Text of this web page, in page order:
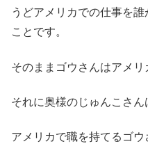
うどアメリカでの仕事を
ことです。
そのままゴウさんはアメリ
それに奥様のじゅんこさん
アメリカで職を持てるゴ